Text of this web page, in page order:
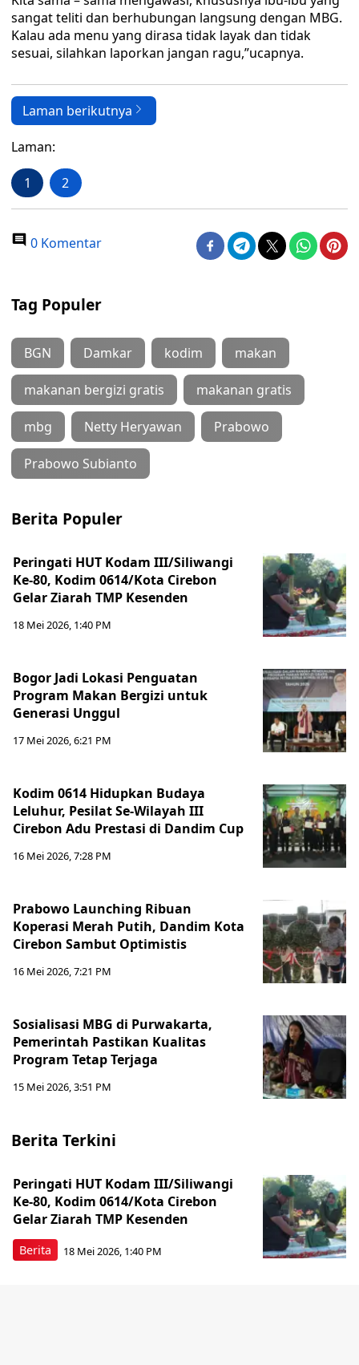
sangat teliti dan berhubungan langsung dengan MBG.
Kalau ada menu yang dirasa tidak layak dan tidak
sesuai, silahkan laporkan jangan ragu,”ucapnya.
Laman berikutnya
Laman:
1 2
0 Komentar
Tag Populer
BGN Damkar kodim makan
makanan bergizi gratis makanan gratis
mbg Netty Heryawan Prabowo
Prabowo Subianto
Berita Populer
Peringati HUT Kodam III/Siliwangi
Ke-80, Kodim 0614/Kota Cirebon
Gelar Ziarah TMP Kesenden
18 Mei 2026, 1:40 PM
Bogor Jadi Lokasi Penguatan
Program Makan Bergizi untuk
Generasi Unggul
17 Mei 2026, 6:21 PM
Kodim 0614 Hidupkan Budaya
Leluhur, Pesilat Se-Wilayah III
Cirebon Adu Prestasi di Dandim Cup
16 Mei 2026, 7:28 PM
Prabowo Launching Ribuan
Koperasi Merah Putih, Dandim Kota
Cirebon Sambut Optimistis
16 Mei 2026, 7:21 PM
Sosialisasi MBG di Purwakarta,
Pemerintah Pastikan Kualitas
Program Tetap Terjaga
15 Mei 2026, 3:51 PM
Berita Terkini
Berita
Peringati HUT Kodam III/Siliwangi
Ke-80, Kodim 0614/Kota Cirebon
Gelar Ziarah TMP Kesenden
18 Mei 2026, 1:40 PM